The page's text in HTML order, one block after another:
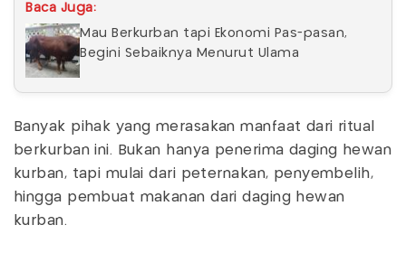
Baca Juga:
Mau Berkurban tapi Ekonomi Pas-pasan,
Begini Sebaiknya Menurut Ulama
Banyak pihak yang merasakan manfaat dari ritual
berkurban ini. Bukan hanya penerima daging hewan
kurban, tapi mulai dari peternakan, penyembelih,
hingga pembuat makanan dari daging hewan
kurban.